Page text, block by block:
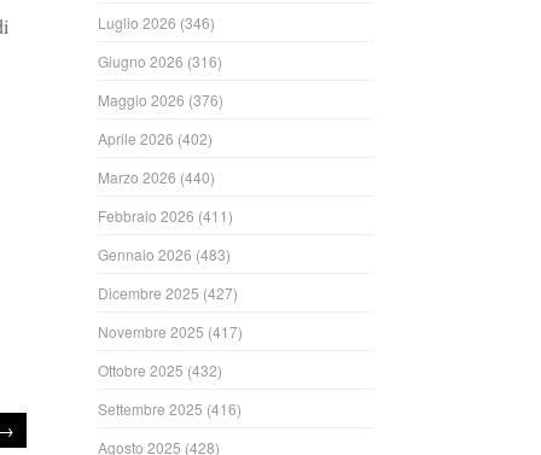
→
Luglio 2026 (346)
Giugno 2026 (316)
Maggio 2026 (376)
Aprile 2026 (402)
Marzo 2026 (440)
Febbraio 2026 (411)
Gennaio 2026 (483)
Dicembre 2025 (427)
Novembre 2025 (417)
Ottobre 2025 (432)
Settembre 2025 (416)
Agosto 2025 (428)